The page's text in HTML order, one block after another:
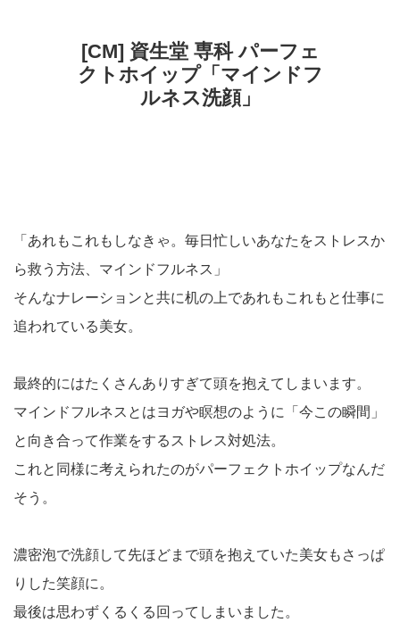
[CM] 資生堂 専科 パーフェ
クトホイップ「マインドフ
ルネス洗顔」
「あれもこれもしなきゃ。毎日忙しいあなたをストレスか
ら救う方法、マインドフルネス」
そんなナレーションと共に机の上であれもこれもと仕事に
追われている美女。
最終的にはたくさんありすぎて頭を抱えてしまいます。
マインドフルネスとはヨガや瞑想のように「今この瞬間」
と向き合って作業をするストレス対処法。
これと同様に考えられたのがパーフェクトホイップなんだ
そう。
濃密泡で洗顔して先ほどまで頭を抱えていた美女もさっぱ
りした笑顔に。
最後は思わずくるくる回ってしまいました。